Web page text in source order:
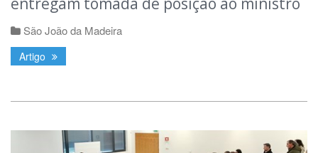
São João da Madeira
Artigo